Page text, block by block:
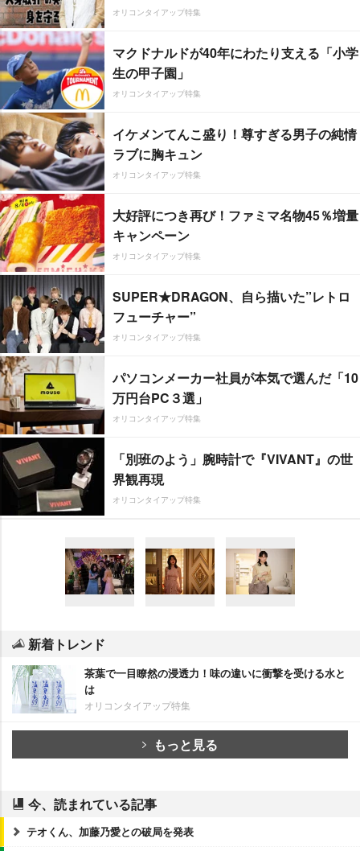
オリコンタイアップ特集
マクドナルドが40年にわたり支える「小学
生の甲子園」
オリコンタイアップ特集
イケメンてんこ盛り！尊すぎる男子の純情
ラブに胸キュン
オリコンタイアップ特集
大好評につき再び！ファミマ名物45％増量
キャンペーン
オリコンタイアップ特集
SUPER★DRAGON、自ら描いた”レトロ
フューチャー”
オリコンタイアップ特集
パソコンメーカー社員が本気で選んだ「10
万円台PC３選」
オリコンタイアップ特集
「別班のよう」腕時計で『VIVANT』の世
界観再現
オリコンタイアップ特集
新着トレンド
茶葉で一目瞭然の浸透力！味の違いに衝撃を受ける水と
は
オリコンタイアップ特集
もっと見る
今、読まれている記事
テオくん、加藤乃愛との破局を発表